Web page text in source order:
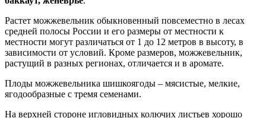
Растет можжевельник обыкновенный повсеместно в лесах
средней полосы России и его размеры от местности к
местности могут различаться от 1 до 12 метров в высоту, в
зависимости от условий. Кроме размеров, можжевельник,
растущий в разных регионах, отличается и в аромате.
Плоды можжевельника шишкоягоды – мясистые, мелкие,
ягодообразные с тремя семенами.
На верхней стороне игловидных колючих листьев хорошо